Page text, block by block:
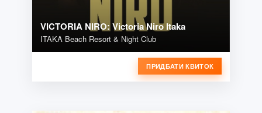
VICTORIA NIRO: Victoria Niro Itaka
ITAKA Beach Resort & Night Club
ПРИДБАТИ КВИТОК